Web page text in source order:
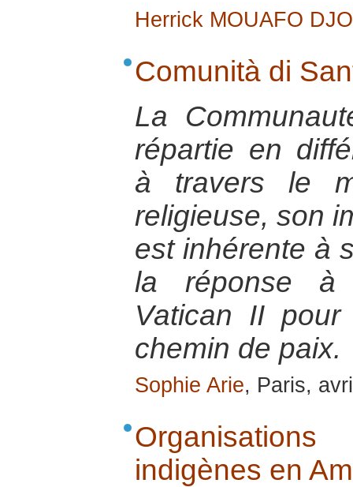
Herrick MOUAFO
Comunità di
La
répartie en
à travers le
religieuse, son
est inhérente à
la réponse à
Vatican II
chemin de paix.
Sophie Arie, Paris,
indigènes en